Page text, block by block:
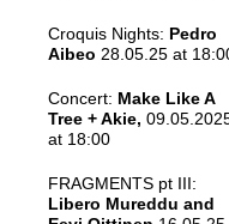
Croquis Nights: Pedro
Aibeo 28.05.25 at
Concert: Make Like A
Tree + Akie,
at 18:00
FRAGMENTS pt III:
Libero Mureddu and